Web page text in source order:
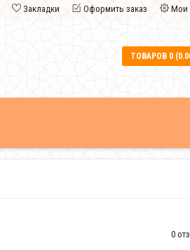
Закладки Оформить заказ Мои
ТОВАРОВ 0
0